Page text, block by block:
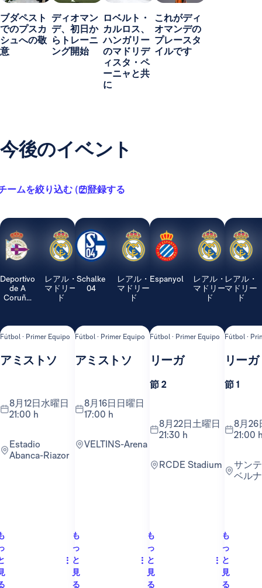
ブダペスト
でのプスカ
シュへの敬
意
ディオマン
デ、初日か
らトレーニ
ング開始
ロベルト・
カルロス、
ハンガリー
のマドリデ
ィスタ・ペ
ーニャと共
に
これがディ
オマンデの
プレースタ
イルです
今後のイベント
ームを絞り込む ( 2 )登録する
Deportivo
de A
Coruñ...
レアル・
マドリー
ド
Fútbol · Primer Equipo
アミストソ
8月12日水曜日
21:00 h
Estadio
Abanca-Riazor
Schalke
04
レアル・
マドリー
ド
Fútbol · Primer Equipo
アミストソ
8月16日日曜日
17:00 h
VELTINS-Arena
も
っ
と
見
る
Espanyol
レアル・
マドリー
ド
Fútbol · Primer Equipo
リーガ
節 2
8月22日土曜日
21:30 h
RCDE Stadium
も
っ
と
見
る
レアル・
マドリー
ド
Fútbol ·
リーガ
節 1
8月26日水曜日
21:00
サンティアゴ・
ベル
も
っ
と
見
る